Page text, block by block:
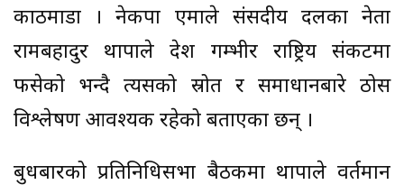
काठमाडौं । नेकपा एमाले संसदीय दलका नेता
रामबहादुर थापाले देश गम्भीर राष्ट्रिय संकटमा
फसेको भन्दै त्यसको स्रोत र समाधानबारे ठोस
विश्लेषण आवश्यक रहेको बताएका छन् ।
बुधबारको प्रतिनिधिसभा बैठकमा थापाले वर्तमान